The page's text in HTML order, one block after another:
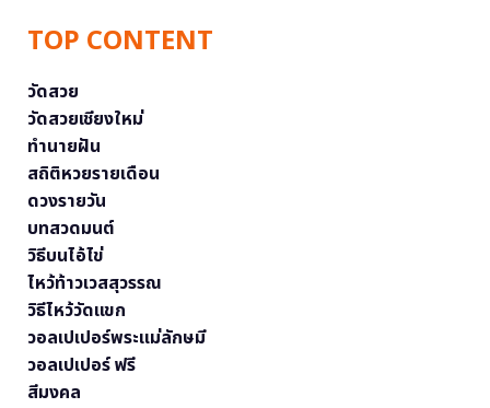
TOP CONTENT
วัดสวย
วัดสวยเชียงใหม่
ทำนายฝัน
สถิติหวยรายเดือน
ดวงรายวัน
บทสวดมนต์
วิธีบนไอ้ไข่
ไหว้ท้าวเวสสุวรรณ
วิธีไหว้วัดแขก
วอลเปเปอร์พระแม่ลักษมี
วอลเปเปอร์ ฟรี
สีมงคล